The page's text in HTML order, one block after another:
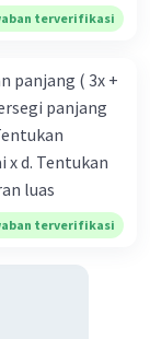
terverifikasi
panjang ( 3x +
panjang
x d. Tentukan
luas
terverifikasi